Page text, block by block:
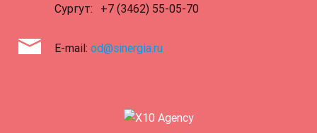
Сургут:
+7 (3462) 55-05-70
E-mail:od@sinergia.ru